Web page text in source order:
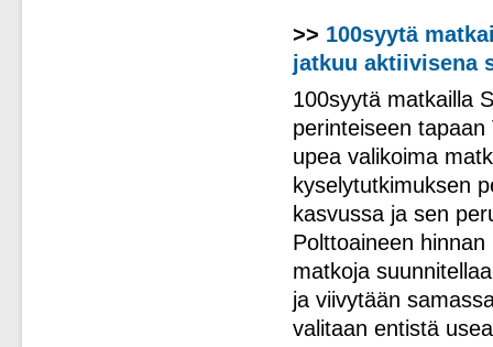
>> 100syytä
jatkuu aktiivisena
100syytä matkailla
perinteiseen
upea valikoima
kyselytutkimuksen
kasvussa ja sen
Polttoaineen
matkoja
ja viivytään
valitaan entistä